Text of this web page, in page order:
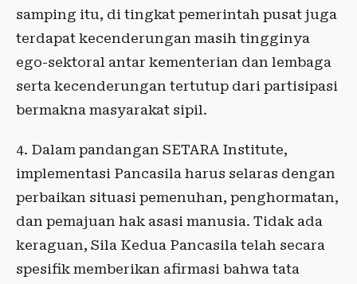
samping itu, di tingkat pemerintah pusat juga
terdapat kecenderungan masih tingginya
ego-sektoral antar kementerian dan lembaga
serta kecenderungan tertutup dari partisipasi
bermakna masyarakat sipil.
4. Dalam pandangan SETARA Institute,
implementasi Pancasila harus selaras dengan
perbaikan situasi pemenuhan, penghormatan,
dan pemajuan hak asasi manusia. Tidak ada
keraguan, Sila Kedua Pancasila telah secara
spesifik memberikan afirmasi bahwa tata